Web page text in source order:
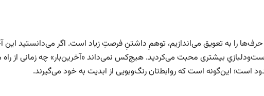
حرف‌ها را به تعویق می‌اندازیم، توهمِ داشتنِ فرصتِ زیاد است. اگر می‌دانستید این
بیشتری محبت می‌کردید. هیچ‌کس نمی‌داند «آخرین‌بار» چه زمانی از
است؛ این‌گونه است که روابط‌تان رنگ‌وبویی از ابدیت به خود می‌گیرند.